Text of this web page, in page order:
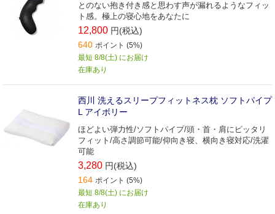
とのない抱き付き感と思わす声が漏れるようなフィッ
ト感。極上の寝心地をあなたに
12,800 円(税込)
640 ポイント (5%)
最短 8/8(土) にお届け
在庫あり
西川 洗えるスリープフィットネス枕 ソフトパイプ
L アイボリー
ほどよい弾力性/ソフトパイプ/頭・首・肩にピッタリ
フィット/高さ調節可能/仰向き寝、横向き寝対応/洗濯
可能
3,280 円(税込)
164 ポイント (5%)
最短 8/8(土) にお届け
在庫あり